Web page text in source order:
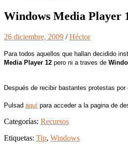
Windows Media Player
26 diciembre, 2009 /Héctor
Para todos aquellos que hallan decidido
Media Player 12 pero ni a traves de
Después de recibir bastantes protestas
Pulsad aquí para acceder a la pagina de
Categorías: Recursos
Etiquetas: Tip, Windows